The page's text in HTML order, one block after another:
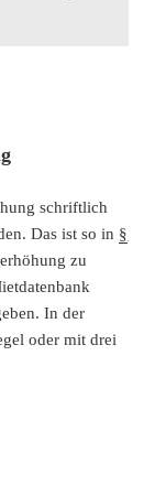
schriftlich
Das ist so in §
zu
In der
oder mit drei